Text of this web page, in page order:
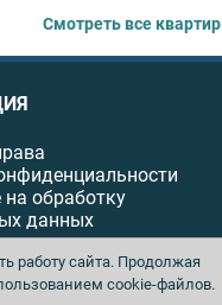
Смотреть все
обработку
данных
с письменного
работу сайта. Продолжая
cookie-файлов.